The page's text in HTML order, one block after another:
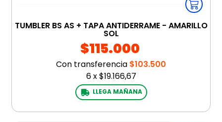
TUMBLER BS AS + TAPA ANTIDERRAME - AMARILLO
SOL
$115.000
Con transferencia $103.500
6x$19.166,67
LLEGA MAÑANA